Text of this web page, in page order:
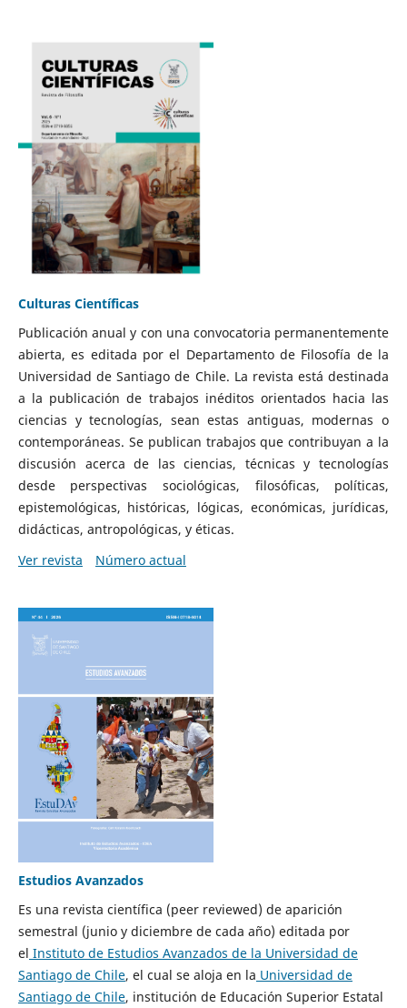
Culturas Científicas
Publicación anual y con una convocatoria permanentemente
abierta, es editada por el Departamento de Filosofía de la
Universidad de Santiago de Chile. La revista está destinada
a la publicación de trabajos inéditos orientados hacia las
ciencias y tecnologías, sean estas antiguas, modernas o
contemporáneas. Se publican trabajos que contribuyan a la
discusión acerca de las ciencias, técnicas y tecnologías
desde perspectivas sociológicas, filosóficas, políticas,
epistemológicas, históricas, lógicas, económicas, jurídicas,
didácticas, antropológicas, y éticas.
Ver revista
Número actual
Estudios Avanzados
Es una revista científica (peer reviewed) de aparición
semestral (junio y diciembre de cada año) editada por
el Instituto de Estudios Avanzados de la Universidad de
Santiago de Chile, el cual se aloja en la Universidad de
Santiago de Chile, institución de Educación Superior Estatal